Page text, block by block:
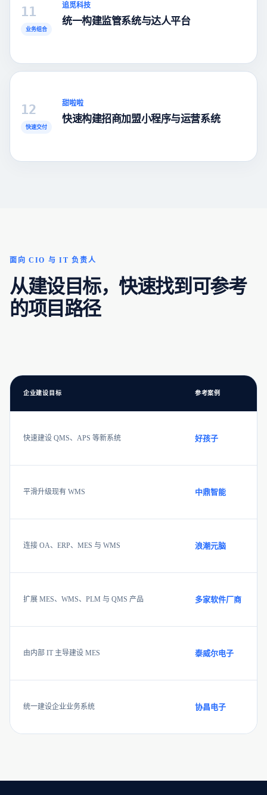
11
业务组合
追觅科技
统一构建监管系统与达人平台
12
快速交付
甜啦啦
快速构建招商加盟小程序与运营系统
面向 CIO 与 IT 负责人
从建设目标，快速找到可参考
的项目路径
企业建设目标 参考案例
快速建设 QMS、APS 等新系统 好孩子
平滑升级现有 WMS 中鼎智能
连接 OA、ERP、MES 与 WMS 浪潮元脑
扩展 MES、WMS、PLM 与 QMS 产品 多家软件厂商
由内部 IT 主导建设 MES 泰威尔电子
统一建设企业业务系统 协昌电子